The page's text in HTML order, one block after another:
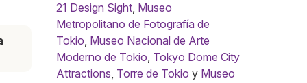
21 Design Sight, Museo
Metropolitano de Fotografía de
Tokio, Museo Nacional de Arte
Moderno de Tokio, Tokyo Dome City
Attractions, Torre de Tokio y Museo